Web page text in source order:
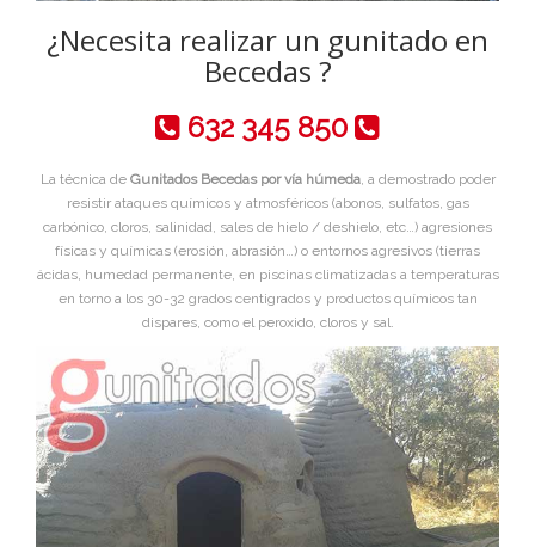
¿Necesita realizar un gunitado en
Becedas ?
632 345 850
La técnica de Gunitados Becedas por vía húmeda, a demostrado poder
resistir ataques químicos y atmosféricos (abonos, sulfatos, gas
carbónico, cloros, salinidad, sales de hielo / deshielo, etc…) agresiones
físicas y químicas (erosión, abrasión…) o entornos agresivos (tierras
ácidas, humedad permanente, en piscinas climatizadas a temperaturas
en torno a los 30-32 grados centigrados y productos químicos tan
dispares, como el peroxido, cloros y sal.